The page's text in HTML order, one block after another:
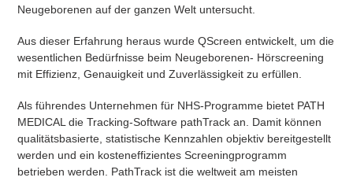
Neugeborenen auf der ganzen Welt untersucht.
Aus dieser Erfahrung heraus wurde QScreen entwickelt, um die
wesentlichen Bedürfnisse beim Neugeborenen- Hörscreening
mit Effizienz, Genauigkeit und Zuverlässigkeit zu erfüllen.
Als führendes Unternehmen für NHS-Programme bietet PATH
MEDICAL die Tracking-Software pathTrack an. Damit können
qualitätsbasierte, statistische Kennzahlen objektiv bereitgestellt
werden und ein kosteneffizientes Screeningprogramm
betrieben werden. PathTrack ist die weltweit am meisten